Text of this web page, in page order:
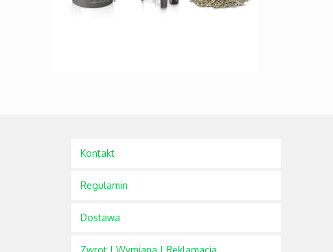
Kontakt
Regulamin
Dostawa
Zwrot | Wymiana | Reklamacja